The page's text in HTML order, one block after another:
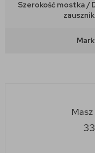
Szerokość mostka /